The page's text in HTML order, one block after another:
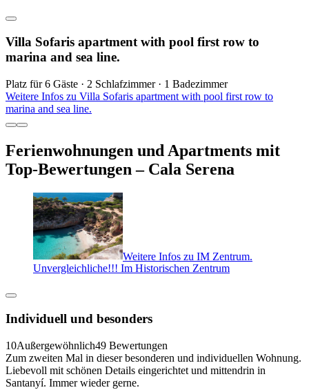
Villa Sofaris apartment with pool first row to
marina and sea line.
Platz für 6 Gäste · 2 Schlafzimmer · 1 Badezimmer
Weitere Infos zu Villa Sofaris apartment with pool first row to
marina and sea line.
Ferienwohnungen und Apartments mit
Top-Bewertungen – Cala Serena
Weitere Infos zu IM Zentrum.
Unvergleichliche!!! Im Historischen Zentrum
Individuell und besonders
10Außergewöhnlich49 Bewertungen
Zum zweiten Mal in dieser besonderen und individuellen Wohnung.
Liebevoll mit schönen Details eingerichtet und mittendrin in
Santanyí. Immer wieder gerne.